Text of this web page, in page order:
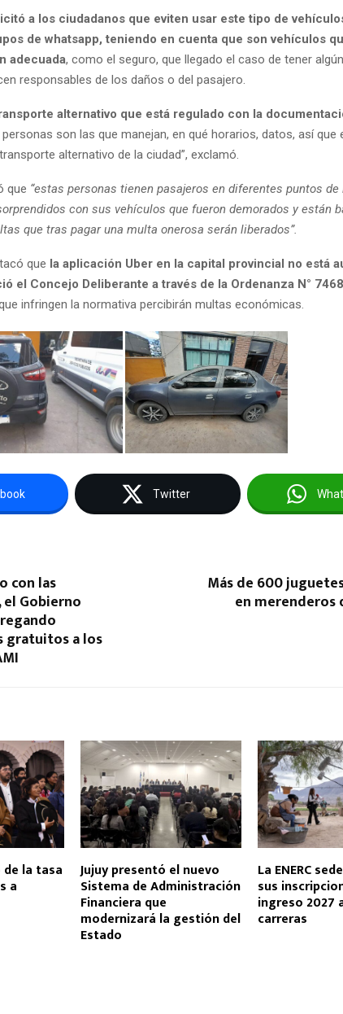
a los ciudadanos que eviten usar este tipo de
de whatsapp, teniendo en cuenta que son vehículos
adecuada, como el seguro, que llegado el caso de tener
responsables de los daños o del pasajero.
alternativo que está regulado con la
son las que manejan, en qué horarios, datos, así que
alternativo de la ciudad”, exclamó.
que “estas personas tienen pasajeros en diferentes puntos de
con sus vehículos que fueron demorados y están
que tras pagar una multa onerosa serán liberados”.
que la aplicación Uber en la capital provincial no está
el Concejo Deliberante a través de la Ordenanza N°
infringen la normativa percibirán multas económicas.
Twitter
con las
Gobierno
gratuitos a los
Más de 600
en merenderos
de la tasa
a
Jujuy presentó el nuevo
Sistema de Administración
Financiera que
modernizará la gestión del
Estado
La ENERC
sus
ingreso 2027
carreras